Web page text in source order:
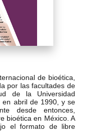
de bioética,
por las facultades de
de la Universidad
en abril de 1990, y se
desde entonces,
bioética en México. A
el formato de libre